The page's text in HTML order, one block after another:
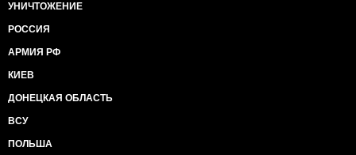
УНИЧТОЖЕНИЕ
РОССИЯ
АРМИЯ РФ
КИЕВ
ДОНЕЦКАЯ ОБЛАСТЬ
ВСУ
ПОЛЬША